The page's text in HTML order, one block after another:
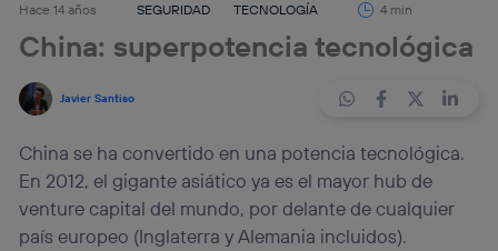
Hace 14 años SEGURIDAD TECNOLOGÍA 4 min
China: superpotencia tecnológica
Javier Santiso
China se ha convertido en una potencia tecnológica.
En 2012, el gigante asiático ya es el mayor hub de
venture capital del mundo, por delante de cualquier
país europeo (Inglaterra y Alemania incluidos).